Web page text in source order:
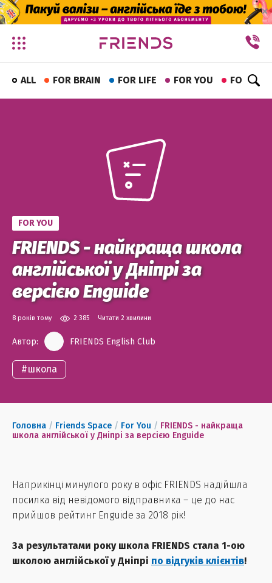
✕
ALL FOR BRAIN FOR LIFE FOR YOU FOR FUN
FOR YOU
FRIENDS - найкраща школа
англійської у Дніпрі за
версією Enguide
8 років тому 2 385 Читати 2 хвилини
Автор: FRIENDS English Club
#школа
Головна / Friends Space / For You / FRIENDS - найкраща
школа англійської у Дніпрі за версією Enguide
Наприкінці минулого року в офіс FRIENDS надійшла
посилка від невідомого відправника – це до нас
прийшов рейтинг Enguide за 2018 рік!
За результатами року школа FRIENDS стала 1-ою
школою англійської у Дніпрі по відгуків клієнтів!